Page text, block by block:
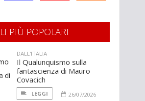
PIÙ POPOLARI
DALL'ITALIA
Il Qualunquismo sulla
fantascienza di Mauro
Covacich
LEGGI
26/07/2026